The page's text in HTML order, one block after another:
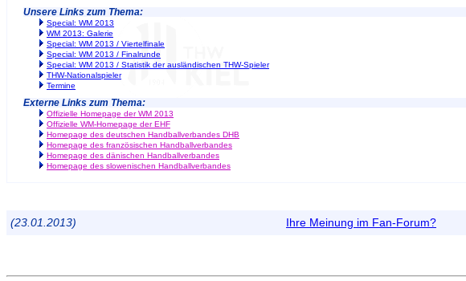
Unsere Links zum Thema:
Special: WM 2013
WM 2013: Galerie
Special: WM 2013 / Viertelfinale
Special: WM 2013 / Finalrunde
Special: WM 2013 / Statistik der ausländischen THW-Spieler
THW-Nationalspieler
Termine
Externe Links zum Thema:
Offizielle Homepage der WM 2013
Offizielle WM-Homepage der EHF
Homepage des deutschen Handballverbandes DHB
Homepage des französischen Handballverbandes
Homepage des dänischen Handballverbandes
Homepage des slowenischen Handballverbandes
(23.01.2013) Ihre Meinung im Fan-Forum?